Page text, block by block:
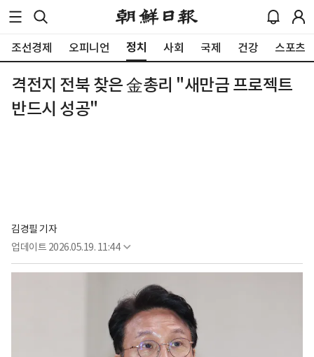
조선경제 오피니언 정치 사회 국제 건강 스포츠
격전지 전북 찾은 金총리 "새만금 프로젝트
반드시 성공"
김경필 기자
업데이트 2026.05.19. 11:44